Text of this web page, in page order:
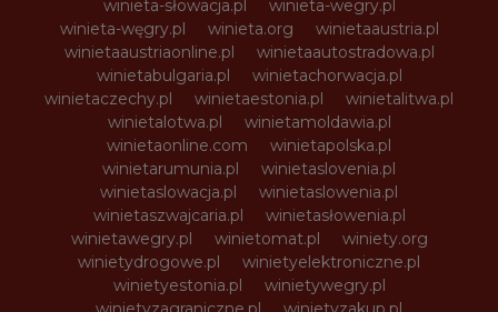
winieta-słowacja.pl
winieta-wegry.pl
winieta-węgry.pl
winieta.org
winietaaustria.pl
winietaaustriaonline.pl
winietaautostradowa.pl
winietabulgaria.pl
winietachorwacja.pl
winietaczechy.pl
winietaestonia.pl
winietalitwa.pl
winietalotwa.pl
winietamoldawia.pl
winietaonline.com
winietapolska.pl
winietarumunia.pl
winietaslovenia.pl
winietaslowacja.pl
winietaslowenia.pl
winietaszwajcaria.pl
winietasłowenia.pl
winietawegry.pl
winietomat.pl
winiety.org
winietydrogowe.pl
winietyelektroniczne.pl
winietyestonia.pl
winietywegry.pl